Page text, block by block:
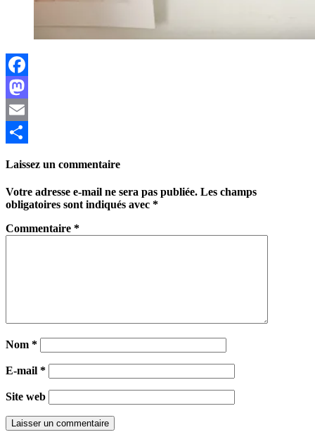
Facebook
Mastodon
Email
Laissez un commentaire
Votre adresse e-mail ne sera pas publiée. Les champs
obligatoires sont indiqués avec *
Commentaire *
Nom *
E-mail *
Site web